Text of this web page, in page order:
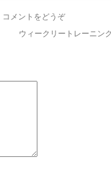
コメントをどうぞ
ウィークリートレーニン